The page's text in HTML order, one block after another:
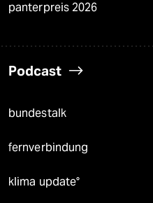
panterpreis 2026
Podcast
bundestalk
fernverbindung
klima update°